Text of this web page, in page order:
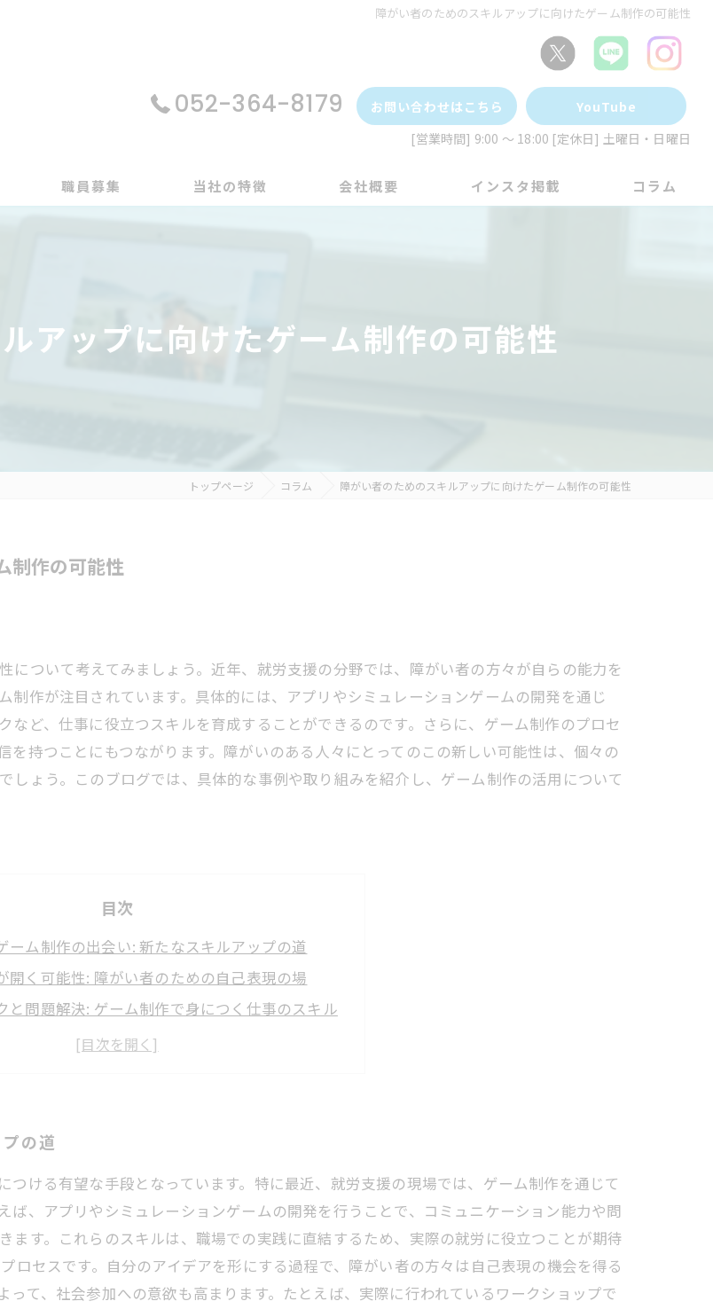
障がい者のためのスキルアップに向けたゲーム制作の可能性
052-364-8179 お問い合わせはこちら
YouTube
[営業時間] 9:00 ～ 18:00 [定休日] 土曜日・日曜日
職員募集 当社の特徴
動画編集
会社概要 インスタ掲載 コラム
アップに向けたゲーム制作の可能性
トップページ コラム 障がい者のためのスキルアップに向けたゲーム制作の可能性
制作の可能性
ついて考えてみましょう。近年、就労支援の分野では、障がい者の方々が自らの能力を
作が注目されています。具体的には、アプリやシミュレーションゲームの開発を通じ
ど、仕事に役立つスキルを育成することができるのです。さらに、ゲーム制作のプロセ
持つことにもつながります。障がいのある人々にとってのこの新しい可能性は、個々の
ょう。このブログでは、具体的な事例や取り組みを紹介し、ゲーム制作の活用について
目次
ーム制作の出会い: 新たなスキルアップの道
開く可能性: 障がい者のための自己表現の場
と問題解決: ゲーム制作で身につく仕事のスキル
ぶ: 障がい者がゲーム制作で得た自信と成果
到来: ゲーム制作を通じた障がい者の可能性探求
の道
ける有望な手段となっています。特に最近、就労支援の現場では、ゲーム制作を通じて
ば、アプリやシミュレーションゲームの開発を行うことで、コミュニケーション能力や問
ます。これらのスキルは、職場での実践に直結するため、実際の就労に役立つことが期待
ロセスです。自分のアイデアを形にする過程で、障がい者の方々は自己表現の機会を得る
て、社会参加への意欲も高まります。たとえば、実際に行われているワークショップで